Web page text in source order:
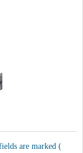
are marked (